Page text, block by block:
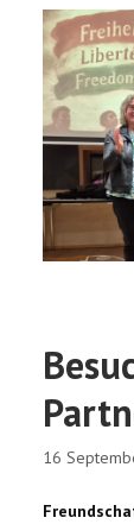
16